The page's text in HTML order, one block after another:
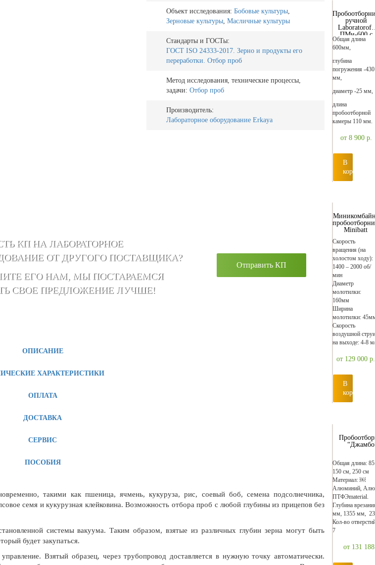
Объект исследования: Бобовые культуры
Зерновые культуры Масличные культуры
Стандарты и ГОСТы:
ГОСТ ISO 24333-2017. Зерно и продукты его
переработки. Отбор проб
Метод исследования, технические процессы,
задачи: Отбор проб
Производитель:
Лабораторное оборудование Erkaya
КП НА ЛАБОРАТОРНОЕ
ОТ ДРУГОГО ПОСТАВЩИКА?
ЕГО НАМ, МЫ ПОСТАРАЕМСЯ
СВОЕ ПРЕДЛОЖЕНИЕ ЛУЧШЕ!
Отправить КП
ОПИСАНИЕ
ХАРАКТЕРИСТИКИ
ОПЛАТА
ДОСТАВКА
СЕРВИС
ПОСОБИЯ
такими как пшеница, ячмень, кукуруза, рис, соевый боб, семена подсолнечника,
семя и кукурузная клейковина. Возможность отбора проб с любой глубины из прицепов без
системы вакуума. Таким образом, взятые из различных глубин зерна могут быть
будет закупаться.
Взятый образец, через трубопровод доставляется в нужную точку автоматически.
ручной
Laboratoroff
ПМн-600 с
емкостью
Общая длина
600мм,
глубина
погружения -430
мм,
диаметр -25 мм,
длина
пробоотборной
камеры 110 мм.
от 8 900 р.
В
корзину
Minibatt
Скорость
вращения (на
холостом ходу):
1400 – 2000 об/
мин
Диаметр
молотилки:
160мм
Ширина
молотилки:
Скорость
воздушной струи
на выходе: 4-8
от 129 000 р.
В
корзину
Общая длина:
150 см, 250 см
Материал: ￼
Алюминий,
ПТФЭmaterial.
Глубина
мм, 1355 мм,
Кол-во
7
от 131